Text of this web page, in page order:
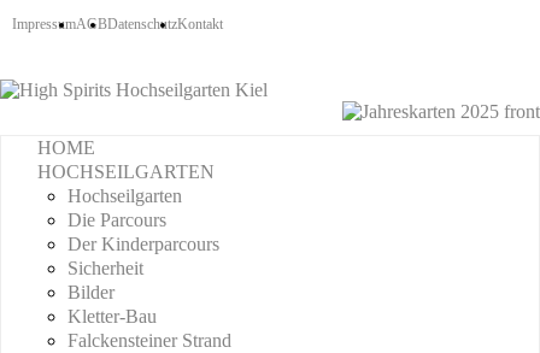
ImpressumAGBDatenschutzKontakt
HOME
HOCHSEILGARTEN
Hochseilgarten
Die Parcours
Der Kinderparcours
Sicherheit
Bilder
Kletter-Bau
Falckensteiner Strand